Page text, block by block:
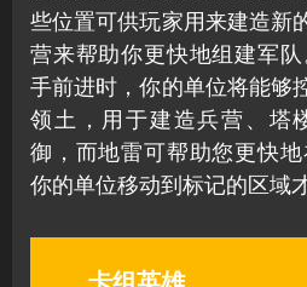
些位置可供玩家用来建造新
营来帮助你更快地组建军
手前进时，你的单位将能够
领土，用于建造兵营、塔
御，而地雷可帮助您更快
你的单位移动到标记的区域